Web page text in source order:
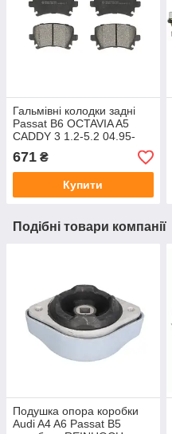
Гальмівні колодки задні
Passat B6 OCTAVIA A5
CADDY 3 1.2-5.2 04.95-
виробник LPR Італія
671 ₴
Купити
Подібні товари компанії
Подушка опора коробки
Audi A4 A6 Passat B5